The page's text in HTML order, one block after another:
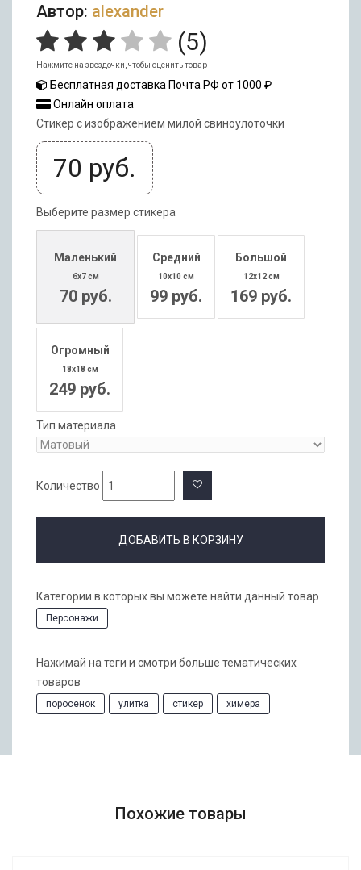
Автор: alexander
(5)
Нажмите на звездочки, чтобы оценить товар
Бесплатная доставка Почта РФ от 1000 ₽
Онлайн оплата
Стикер с изображением милой свиноулоточки
70 руб.
Выберите размер стикера
Маленький
6x7 см
70 руб.
Средний
10x10 см
99 руб.
Большой
12x12 см
169 руб.
Огромный
18x18 см
249 руб.
Тип материала
Количество
ДОБАВИТЬ В КОРЗИНУ
Категории в которых вы можете найти данный товар
Персонажи
Нажимай на теги и смотри больше тематических
товаров
поросенок улитка стикер химера
Похожие товары